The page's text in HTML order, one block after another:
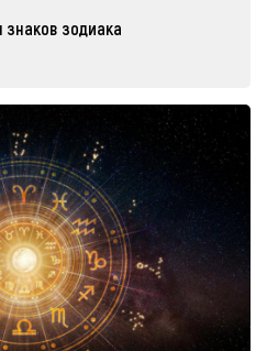
знаков зодиака